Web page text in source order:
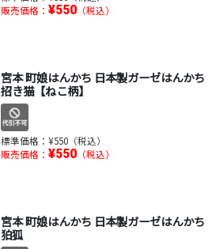
販売価格： ¥550（税込）
宮本 町娘はんかち 日本製ガーゼはんかち
招き猫【ねこ柄】
標準価格： ¥550（税込）
販売価格： ¥550（税込）
宮本 町娘はんかち 日本製ガーゼはんかち
狛狐